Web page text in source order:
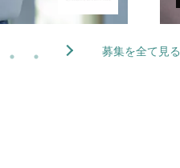
募集を全て見る